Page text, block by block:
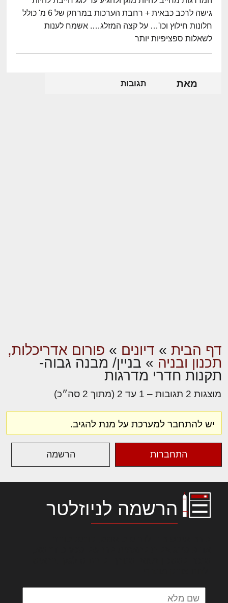
גישה לרכב כבאית + רחבת הערכות במרחק של 6 מ' כולל
חלונות חילוץ וכו'… על קצה המזלג…. אשמח לענות
לשאלות ספציפיות יותר
מאת תגובות
דף הבית » דיונים » פורום אדריכלות,
תכנון ובניה » בניין/ מבנה גבוה-
תקנות חדרי מדרגות
מוצגות 2 תגובות – 1 עד 2 (מתוך 2 סה״כ)
יש להתחבר למערכת על מנת להגיב.
התחברות הרשמה
הרשמה לניוזלטר